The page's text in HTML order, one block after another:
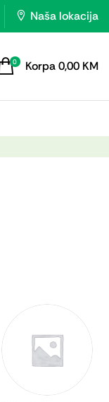
Naša lokacija
0 Korpa0,00 KM